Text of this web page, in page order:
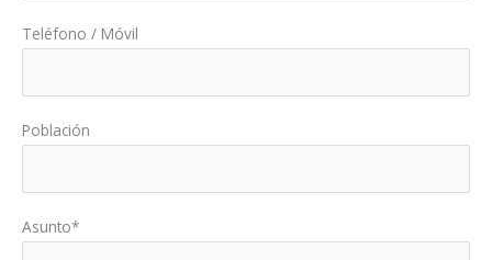
Teléfono / Móvil
Población
Asunto*